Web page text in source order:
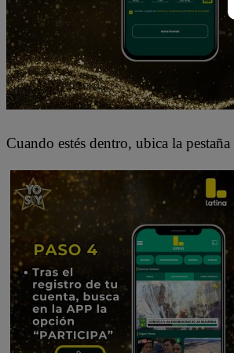
Cuando estés dentro, ubica la pestaña